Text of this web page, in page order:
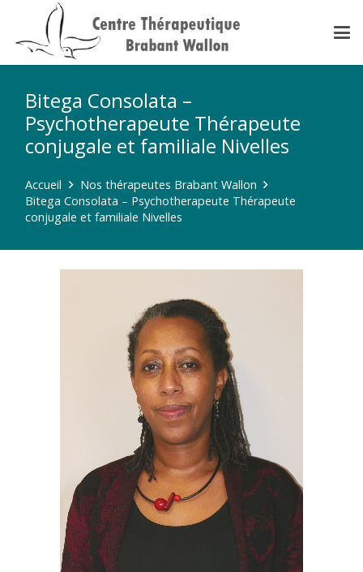
Bitega Consolata –
Psychotherapeute Thérapeute
conjugale et familiale Nivelles
Accueil
Nos thérapeutes Brabant Wallon
Bitega Consolata – Psychotherapeute Thérapeute
conjugale et familiale Nivelles